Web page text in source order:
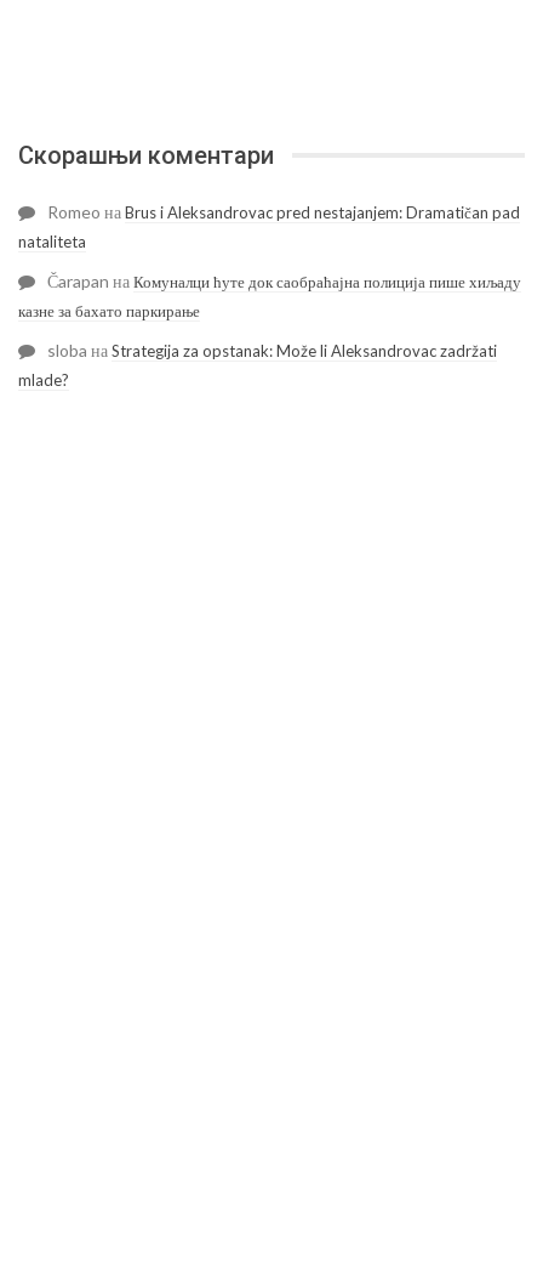
Скорашњи коментари
Romeo наBrus i Aleksandrovac pred nestajanjem: Dramatičan pad
nataliteta
Čarapan наКомуналци ћуте док саобраћајна полиција пише хиљаду
казне за бахато паркирање
sloba наStrategija za opstanak: Može li Aleksandrovac zadržati
mlade?